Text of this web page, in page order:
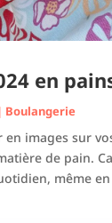
en
Boulangerie
en images sur
de pain.
même en